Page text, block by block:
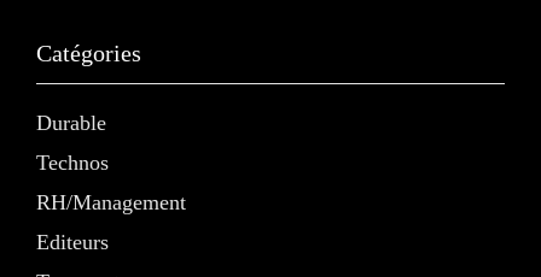
Catégories
Durable
Technos
RH/Management
Editeurs